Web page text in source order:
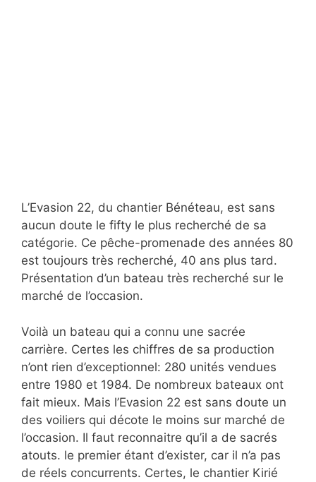
L’Evasion 22, du chantier Bénéteau, est sans
aucun doute le fifty le plus recherché de sa
catégorie. Ce pêche-promenade des années 80
est toujours très recherché, 40 ans plus tard.
Présentation d’un bateau très recherché sur le
marché de l’occasion.
Voilà un bateau qui a connu une sacrée
carrière. Certes les chiffres de sa production
n’ont rien d’exceptionnel: 280 unités vendues
entre 1980 et 1984. De nombreux bateaux ont
fait mieux. Mais l’Evasion 22 est sans doute un
des voiliers qui décote le moins sur marché de
l’occasion. Il faut reconnaitre qu’il a de sacrés
atouts. le premier étant d’exister, car il n’a pas
de réels concurrents. Certes, le chantier Kirié